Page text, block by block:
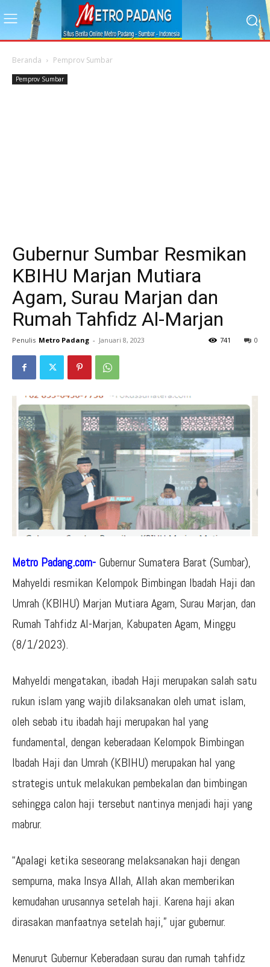
Beranda Pemprov Sumbar
Pemprov Sumbar
Gubernur Sumbar Resmikan
KBIHU Marjan Mutiara
Agam, Surau Marjan dan
Rumah Tahfidz Al-Marjan
Penulis Metro Padang - Januari 8, 2023 0
741
Metro Padang.com- Gubernur Sumatera Barat (Sumbar),
Mahyeldi resmikan Kelompok Bimbingan Ibadah Haji dan
Umrah (KBIHU) Marjan Mutiara Agam, Surau Marjan, dan
Rumah Tahfidz Al-Marjan, Kabupaten Agam, Minggu
(8/1/2023).
Mahyeldi mengatakan, ibadah Haji merupakan salah satu
rukun islam yang wajib dilaksanakan oleh umat islam,
oleh sebab itu ibadah haji merupakan hal yang
fundamental, dengan keberadaan Kelompok Bimbingan
Ibadah Haji dan Umrah (KBIHU) merupakan hal yang
strategis untuk melakukan pembekalan dan bimbingan
sehingga calon haji tersebut nantinya menjadi haji yang
mabrur.
“Apalagi ketika seseorang melaksanakan haji dengan
sempurna, maka Insya Allah, Allah akan memberikan
kemudahan urusannya setelah haji. Karena haji akan
dirasakan manfaatnya setelah haji,” ujar gubernur.
Menurut Gubernur Keberadaan surau dan rumah tahfidz